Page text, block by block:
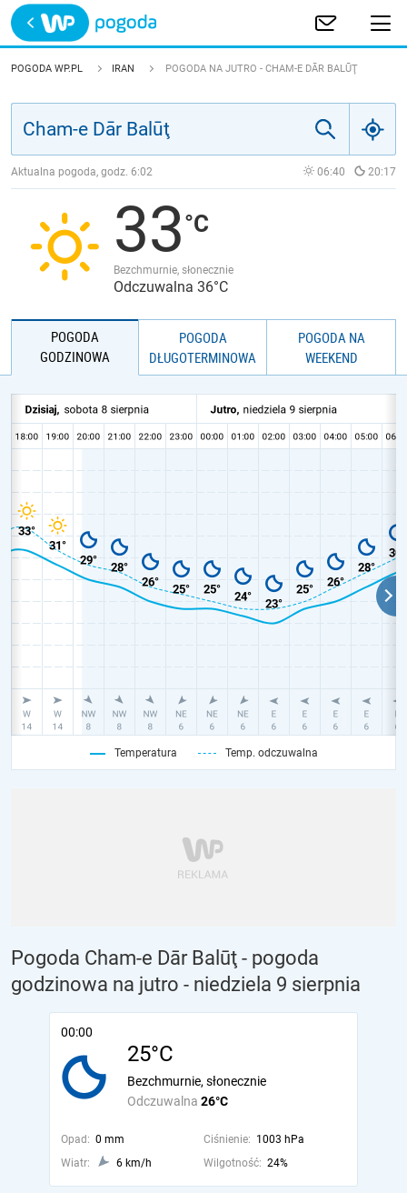
Trwa ładowanie
POLSKA
JAKOŚĆ POWIETRZA
POGODA WP.PL IRAN POGODA NA JUTRO - CHAM-E DĀR BALŪŢ
Aktualna pogoda, godz. 6:02 06:40 20:17
33
Bezchmurnie, słonecznie
Odczuwalna 36°C
POGODA
GODZINOWA
POGODA
DŁUGOTERMINOWA
POGODA NA
WEEKEND
Temperatura Temp. odczuwalna
Pogoda Cham-e Dār Balūţ - pogoda
godzinowa na jutro - niedziela 9 sierpnia
00:00
25°C
Odczuwalna 26°C
Bezchmurnie, słonecznie
Opad: 0 mm Ciśnienie: 1003 hPa
Wiatr:
6 km/h Wilgotność: 24%